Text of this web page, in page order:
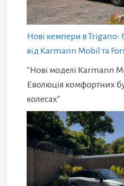
Нові кемпери в Trigano:
від Karmann Mobil та
"Нові моделі Karmann
Еволюція комфортних
колесах"